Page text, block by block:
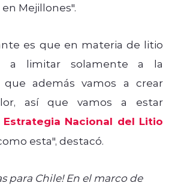
Mejillones".
es que en materia de litio
a limitar solamente a la
que además vamos a crear
así que vamos a estar
Estrategia Nacional del Litio
esta", destacó.
para Chile! En el marco de